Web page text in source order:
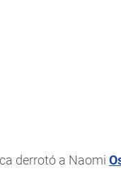
derrotó a Naomi